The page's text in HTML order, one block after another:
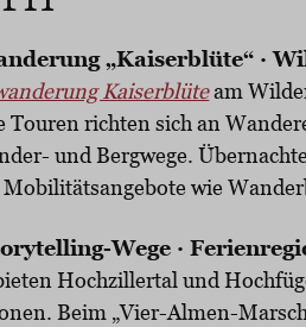
„Kaiserblüte“ ·
Kaiserblüteam
Touren richten sich an
und Bergwege.
wie
Wege ·
Hochzillertal und
Beim „Vier-Almen-